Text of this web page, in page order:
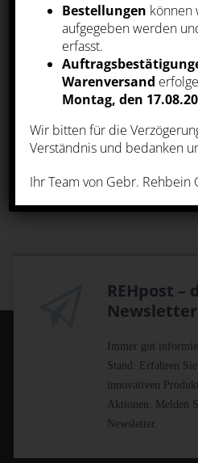
KATEGORIEN
REHpost –
Newsletter
Immer gut
Stand: Erfahren
innovativen
Aktionen. Melden
Newsletter.
Bestellungen können
aufgegeben werden
erfasst.
Warenversand
Montag, den
Wir bitten für die
Verständnis und bedanken
Ihr Team von Gebr. Rehbein
ALLE
ALLE